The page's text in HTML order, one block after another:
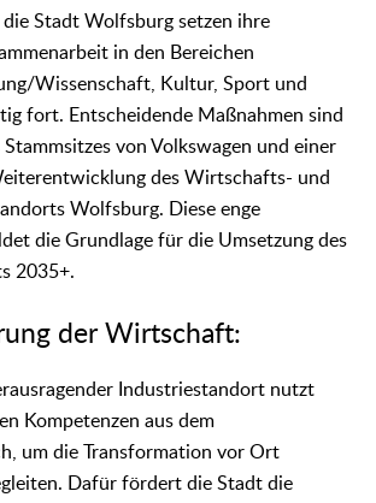
Stadt Wolfsburg setzen ihre
in den Bereichen
Wissenschaft, Kultur, Sport und
fort. Entscheidende Maßnahmen sind
von Volkswagen und einer
des Wirtschafts- und
Wolfsburg. Diese enge
die Grundlage für die Umsetzung des
2035+.
der Wirtschaft:
Industriestandort nutzt
Kompetenzen aus dem
um die Transformation vor Ort
Dafür fördert die Stadt die